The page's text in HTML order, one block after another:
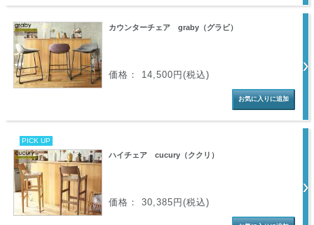
カウンターチェア graby（グラビ）
価格： 14,500円(税込)
PICK UP
ハイチェア cucury（ククリ）
価格： 30,385円(税込)